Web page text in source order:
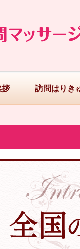
拶 訪問はりき